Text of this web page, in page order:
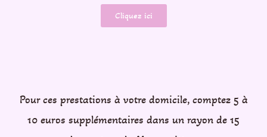
Cliquez ici
Pour ces prestations à votre domicile, comptez 5 à
10 euros supplémentaires dans un rayon de 15